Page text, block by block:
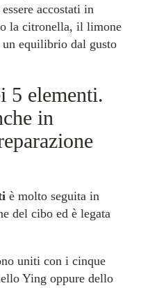
accostati in
la citronella, il limone
equilibrio dal gusto
5 elementi.
in
è molto seguita in
del cibo ed è legata
uniti con i cinque
Ying oppure dello